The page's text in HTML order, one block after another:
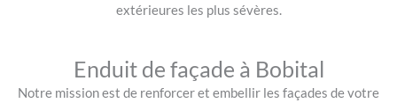
extérieures les plus sévères.
Enduit de façade à Bobital
Notre mission est de renforcer et embellir les façades de votre